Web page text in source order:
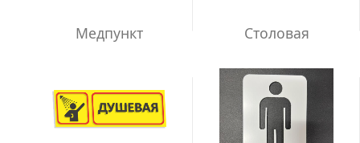
Медпункт Столовая